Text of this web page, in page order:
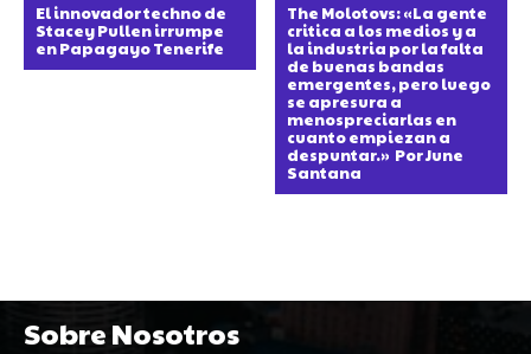
El innovador techno de
Stacey Pullen irrumpe
en Papagayo Tenerife
The Molotovs: «La gente
critica a los medios y a
la industria por la falta
de buenas bandas
emergentes, pero luego
se apresura a
menospreciarlas en
cuanto empiezan a
despuntar.» Por June
Santana
Sobre Nosotros